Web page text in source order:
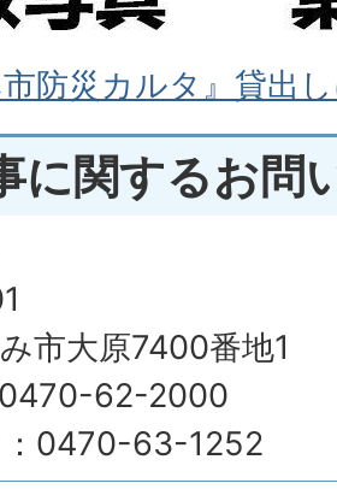
市防災カルタ』貸出
に関するお問
市大原7400番地1
0470-62-2000
：0470-63-1252